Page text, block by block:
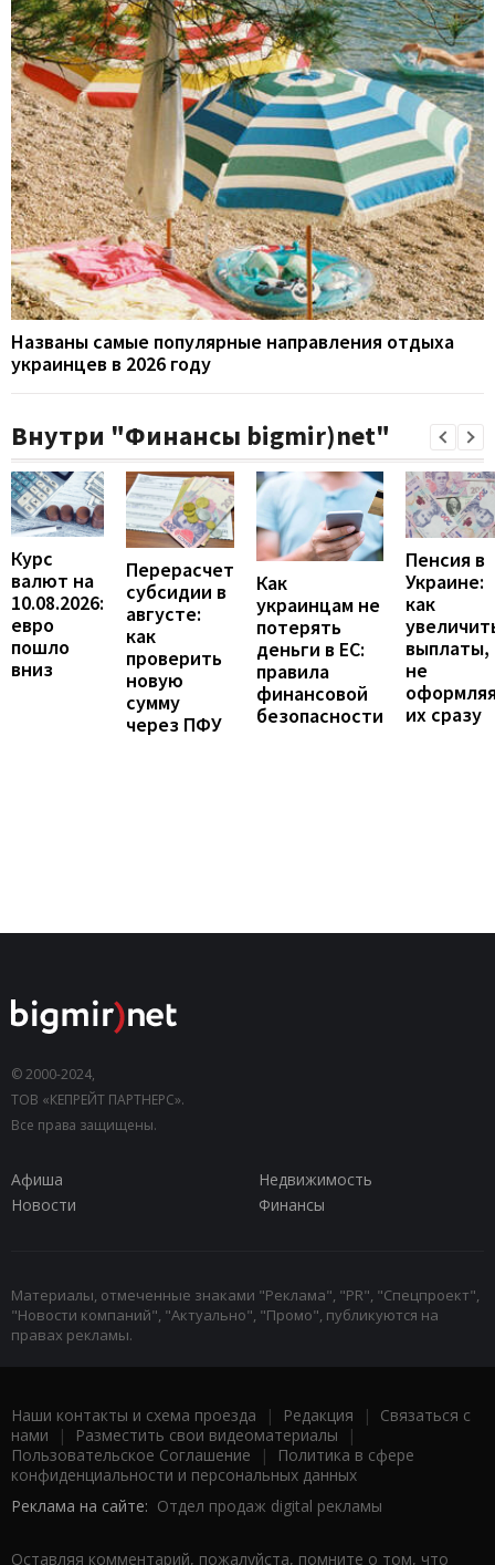
Названы самые популярные направления отдыха
украинцев в 2026 году
Внутри "Финансы bigmir)net"
Курс
валют на
10.08.2026:
евро
пошло
вниз
Перерасчет
субсидии в
августе:
как
проверить
новую
сумму
через ПФУ
Как
украинцам не
потерять
деньги в ЕС:
правила
финансовой
безопасности
Пенсия в
Украине:
как
выплаты,
не
их сразу
© 2000-2024,
ТОВ «КЕПРЕЙТ ПАРТНЕРС».
Все права защищены.
Афиша
Недвижимость
Новости
Финансы
Материалы, отмеченные знаками "Реклама", "PR", "Спецпроект",
"Новости компаний", "Актуально", "Промо", публикуются на
правах рекламы.
Наши контакты и схема проезда | Редакция | Связаться с
нами | Разместить свои видеоматериалы |
Пользовательское Соглашение |
Политика в сфере
конфиденциальности и персональных данных
Реклама на сайте: Отдел продаж digital рекламы
Оставляя комментарий, пожалуйста, помните о том, что